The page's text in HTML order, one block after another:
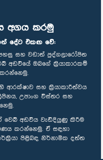
අගය කරමු
දේට එකඟ වේ:
සහ වඩාත් පුද්ගලාරෝපිත
අඩවියේ ඔබගේ ක්‍රියාකාරකම්
ආරක්ෂාව සහ ක්‍රියාකාරීත්වය
උපාංග විස්තර සහ
වෙබ් අඩවිය වැඩිදියුණු කිරීම
කරන්නෙමු. ඒ සඳහා
පිළිබඳ නිර්නාමික දත්ත